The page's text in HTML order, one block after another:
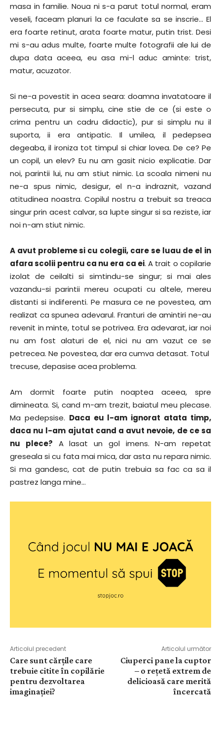
masa in familie. Noua ni s-a parut totul normal, eram
veseli, faceam planuri la ce faculate sa se inscrie… El
era foarte retinut, arata foarte matur, putin trist. Desi
mi s-au adus multe, foarte multe fotografii ale lui de
dupa data aceea, eu asa mi-l aduc aminte: trist,
matur, acuzator.
Si ne-a povestit in acea seara: doamna invatatoare il
persecuta, pur si simplu, cine stie de ce (si este o
crima pentru un cadru didactic), pur si simplu nu il
suporta, ii era antipatic. Il umilea, il pedepsea
degeaba, il ironiza tot timpul si chiar lovea. De ce? Pe
un copil, un elev? Eu nu am gasit nicio explicatie. Dar
noi, parintii lui, nu am stiut nimic. La scoala nimeni nu
ne-a spus nimic, desigur, el n-a indraznit, vazand
atitudinea noastra. Copilul nostru a trebuit sa treaca
singur prin acest calvar, sa lupte singur si sa reziste, iar
noi n-am stiut nimic.
A avut probleme si cu colegii, care se luau de el in
afara scolii pentru ca nu era ca ei. A trait o copilarie
izolat de ceilalti si simtindu-se singur; si mai ales
vazandu-si parintii mereu ocupati cu altele, mereu
distanti si indiferenti. Pe masura ce ne povestea, am
realizat ca spunea adevarul. Franturi de amintiri ne-au
revenit in minte, totul se potrivea. Era adevarat, iar noi
nu am fost alaturi de el, nici nu am vazut ce se
petrecea. Ne povestea, dar era cumva detasat. Totul
trecuse, depasise acea problema.
Am dormit foarte putin noaptea aceea, spre
dimineata. Si, cand m-am trezit, baiatul meu plecase.
Ma pedepsise. Daca eu l-am ignorat atata timp,
daca nu l-am ajutat cand a avut nevoie, de ce sa
nu plece? A lasat un gol imens. N-am repetat
greseala si cu fata mai mica, dar asta nu repara nimic.
Si ma gandesc, cat de putin trebuia sa fac ca sa il
pastrez langa mine…
Articolul precedent
Care sunt cărțile care
trebuie citite în copilărie
pentru dezvoltarea
imaginației?
Articolul următor
Ciuperci pane la cuptor
– o rețetă extrem de
delicioasă care merită
încercată